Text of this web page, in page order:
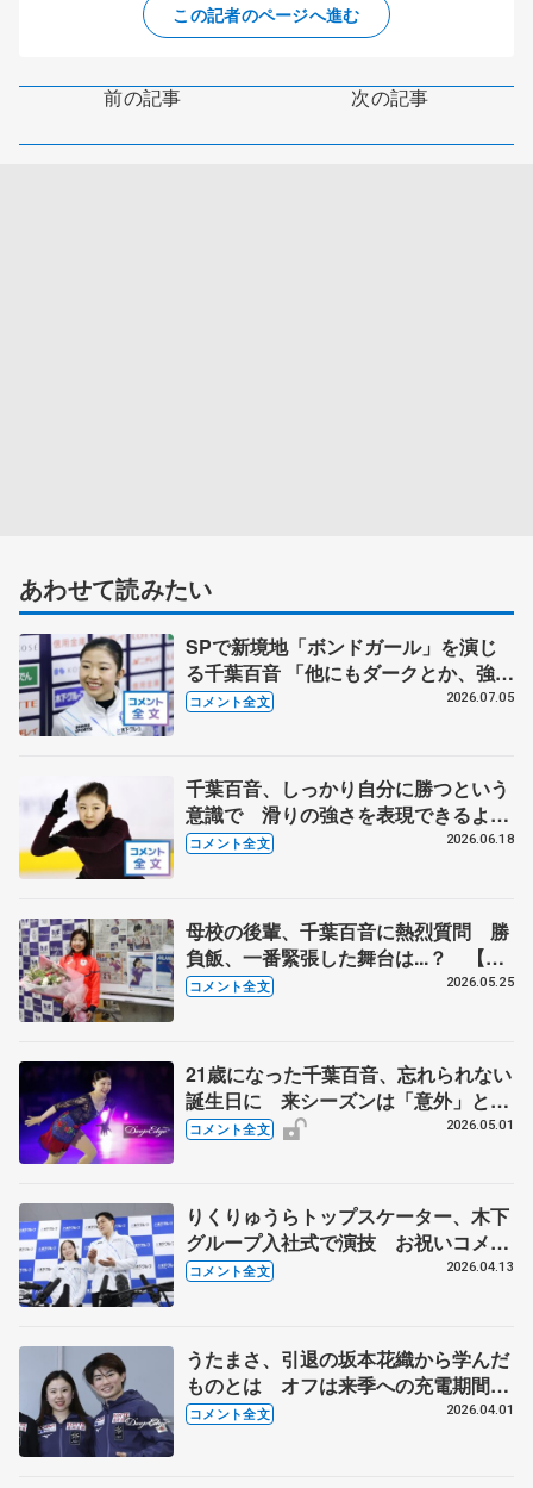
この記者のページへ進む
前の記事 次の記事
あわせて読みたい
SPで新境地「ボンドガール」を演じ
る千葉百音 「他にもダークとか、強い
女系の候補の曲は結構あったんですけ
コメント全文 2026.07.05
千葉百音、しっかり自分に勝つという
意識で 滑りの強さを表現できるよう
に筋力アップ【木下グループ/アカデミ
コメント全文 2026.06.18
母校の後輩、千葉百音に熱烈質問 勝
負飯、一番緊張した舞台は...？ 【東
北高校訪問】
コメント全文 2026.05.25
21歳になった千葉百音、忘れられない
誕生日に 来シーズンは「意外」と言
われたい 【ブルームオンアイス】
コメント全文 2026.05.01
りくりゅうらトップスケーター、木下
グループ入社式で演技 お祝いコメン
ト、呪文のように練習したが...【入社
コメント全文 2026.04.13
うたまさ、引退の坂本花織から学んだ
ものとは オフは来季への充電期間に
【世界フィギュア帰国時】
コメント全文 2026.04.01